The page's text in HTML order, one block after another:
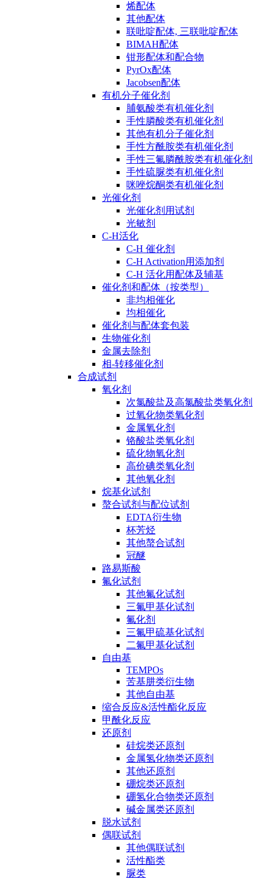
烯配体
其他配体
联吡啶配体, 三联吡啶配体
BIMAH配体
钳形配体和配合物
PyrOx配体
Jacobsen配体
有机分子催化剂
脯氨酸类有机催化剂
手性膦酸类有机催化剂
其他有机分子催化剂
手性方酰胺类有机催化剂
手性三氟膦酰胺类有机催化剂
手性硫脲类有机催化剂
咪唑烷酮类有机催化剂
光催化剂
光催化剂用试剂
光敏剂
C-H活化
C-H 催化剂
C-H Activation用添加剂
C-H 活化用配体及辅基
催化剂和配体（按类型）
非均相催化
均相催化
催化剂与配体套包装
生物催化剂
金属去除剂
相-转移催化剂
合成试剂
氧化剂
次氯酸盐及高氯酸盐类氧化剂
过氧化物类氧化剂
金属氧化剂
铬酸盐类氧化剂
硫化物氧化剂
高价碘类氧化剂
其他氧化剂
烷基化试剂
螯合试剂与配位试剂
EDTA衍生物
杯芳烃
其他螯合试剂
冠醚
路易斯酸
氟化试剂
其他氟化试剂
三氟甲基化试剂
氟化剂
三氟甲硫基化试剂
二氟甲基化试剂
自由基
TEMPOs
苦基肼类衍生物
其他自由基
缩合反应&活性酯化反应
甲酰化反应
还原剂
硅烷类还原剂
金属氢化物类还原剂
其他还原剂
硼烷类还原剂
硼氢化合物类还原剂
碱金属类还原剂
脱水试剂
偶联试剂
其他偶联试剂
活性酯类
脲类